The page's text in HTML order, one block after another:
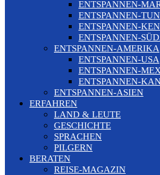
ENTSPANNEN-
ENTSPANNEN-
ENTSPANNEN-
ENTSPANNEN-
ENTSPANNEN-AMERIKA
ENTSPANNEN-USA
ENTSPANNEN-
ENTSPANNEN-
ENTSPANNEN-ASIEN
ERFAHREN
LAND & LEUTE
GESCHICHTE
SPRACHEN
PILGERN
BERATEN
REISE-MAGAZIN